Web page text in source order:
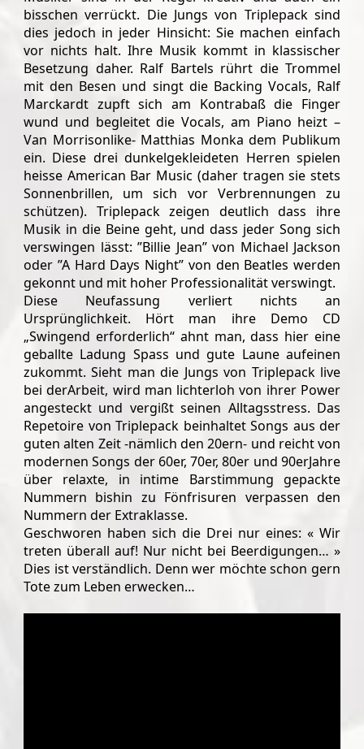
bisschen verrückt. Die Jungs von Triplepack sind
dies jedoch in jeder Hinsicht: Sie machen einfach
vor nichts halt. Ihre Musik kommt in klassischer
Besetzung daher. Ralf Bartels rührt die Trommel
mit den Besen und singt die Backing Vocals, Ralf
Marckardt zupft sich am Kontrabaß die Finger
wund und begleitet die Vocals, am Piano heizt –
Van Morrisonlike- Matthias Monka dem Publikum
ein. Diese drei dunkelgekleideten Herren spielen
heisse American Bar Music (daher tragen sie stets
Sonnenbrillen, um sich vor Verbrennungen zu
schützen). Triplepack zeigen deutlich dass ihre
Musik in die Beine geht, und dass jeder Song sich
verswingen lässt: ”Billie Jean” von Michael Jackson
oder ”A Hard Days Night” von den Beatles werden
gekonnt und mit hoher Professionalität verswingt.
Diese Neufassung verliert nichts an
Ursprünglichkeit. Hört man ihre Demo CD
„Swingend erforderlich“ ahnt man, dass hier eine
geballte Ladung Spass und gute Laune aufeinen
zukommt. Sieht man die Jungs von Triplepack live
bei derArbeit, wird man lichterloh von ihrer Power
angesteckt und vergißt seinen Alltagsstress. Das
Repetoire von Triplepack beinhaltet Songs aus der
guten alten Zeit -nämlich den 20ern- und reicht von
modernen Songs der 60er, 70er, 80er und 90erJahre
über relaxte, in intime Barstimmung gepackte
Nummern bishin zu Fönfrisuren verpassen den
Nummern der Extraklasse.
Geschworen haben sich die Drei nur eines: « Wir
treten überall auf! Nur nicht bei Beerdigungen… »
Dies ist verständlich. Denn wer möchte schon gern
Tote zum Leben erwecken…